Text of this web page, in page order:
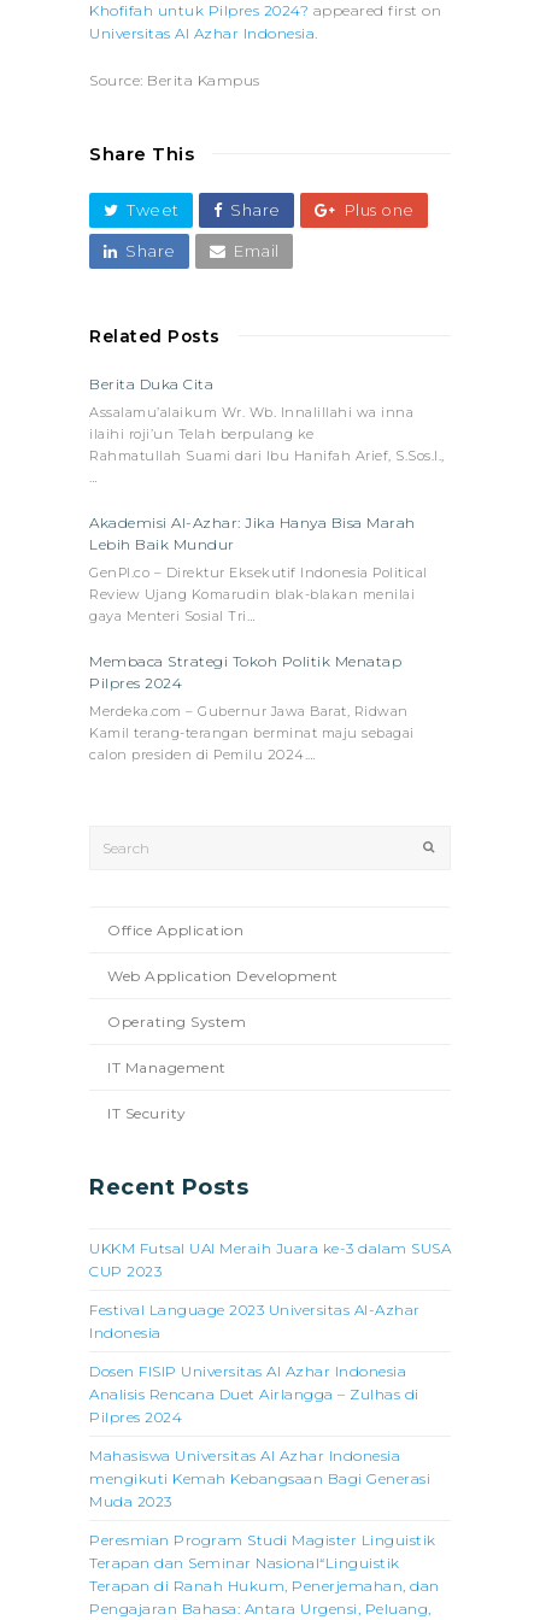
Khofifah untuk Pilpres 2024? appeared first on
Universitas Al Azhar Indonesia.
Source: Berita Kampus
Share This
Tweet Share Plus one
Share Email
Related Posts
Berita Duka Cita
Assalamu’alaikum Wr. Wb. Innalillahi wa inna
ilaihi roji’un Telah berpulang ke
Rahmatullah Suami dari Ibu Hanifah Arief, S.Sos.I.,
Akademisi Al-Azhar: Jika Hanya Bisa Marah
Lebih Baik Mundur
GenPI.co – Direktur Eksekutif Indonesia Political
Review Ujang Komarudin blak-blakan menilai
gaya Menteri Sosial Tri…
Membaca Strategi Tokoh Politik Menatap
Pilpres 2024
Merdeka.com – Gubernur Jawa Barat, Ridwan
Kamil terang-terangan berminat maju sebagai
calon presiden di Pemilu 2024.…
Office Application
Web Application Development
Operating System
IT Management
IT Security
Recent Posts
UKKM Futsal UAI Meraih Juara ke-3 dalam SUSA
CUP 2023
Festival Language 2023 Universitas Al-Azhar
Indonesia
Dosen FISIP Universitas Al Azhar Indonesia
Analisis Rencana Duet Airlangga – Zulhas di
Pilpres 2024
Mahasiswa Universitas Al Azhar Indonesia
mengikuti Kemah Kebangsaan Bagi Generasi
Muda 2023
Peresmian Program Studi Magister Linguistik
Terapan dan Seminar Nasional“Linguistik
Terapan di Ranah Hukum, Penerjemahan, dan
Pengajaran Bahasa: Antara Urgensi, Peluang,